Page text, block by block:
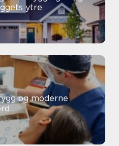
ytre
og moderne